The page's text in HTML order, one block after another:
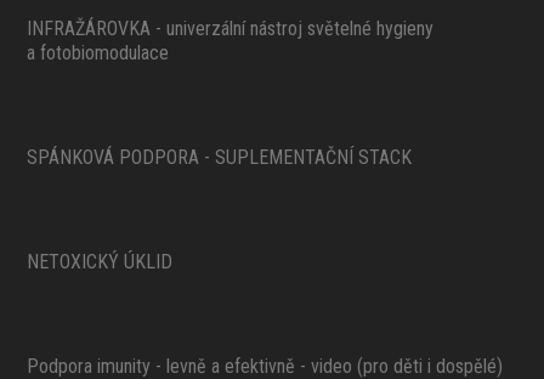
INFRAŽÁROVKA - univerzální nástroj světelné hygieny
a fotobiomodulace
SPÁNKOVÁ PODPORA - SUPLEMENTAČNÍ STACK
NETOXICKÝ ÚKLID
Podpora imunity - levně a efektivně - video (pro děti i dospělé)